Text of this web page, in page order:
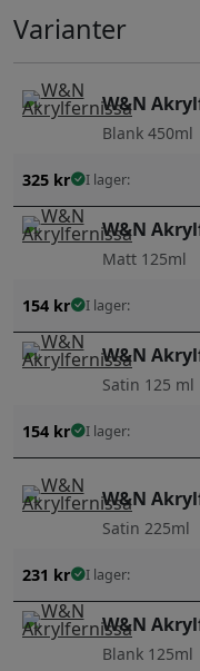
Varianter
W&N
Blank 450ml
325 kr I lager:
W&N
Matt 125ml
154 kr I lager:
W&N
Satin 125 ml
154 kr I lager:
W&N
Satin 225ml
231 kr I lager:
W&N
Blank 125ml